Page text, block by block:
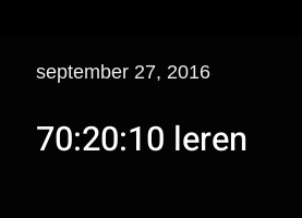
september 27, 2016
70:20:10 leren